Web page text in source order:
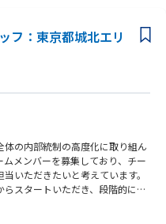
務
勤務経験があれば尚可
フ：東京都城北エリ
の内部統制の高度化に取り組ん
メンバーを募集しており、チー
いただきたいと考えています。
スタートいただき、段階的に担